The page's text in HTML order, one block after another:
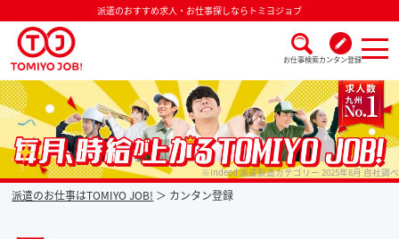
派遣のおすすめ求人・お仕事探しならトミヨジョブ
お仕事検索カンタン登録
派遣なら毎月時給が上がるトミヨジョブ ※Indeed 派遣製造カテゴリー 2025年8月 自社調べ
派遣のお仕事はTOMIYO JOB! カンタン登録